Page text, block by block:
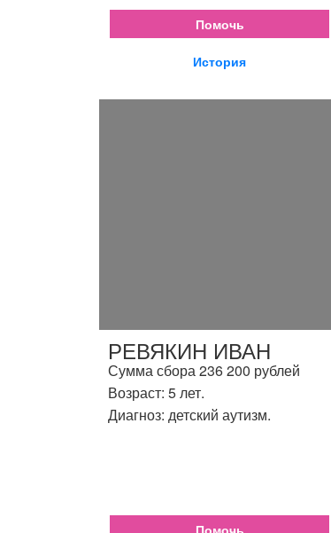
Помочь
История
РЕВЯКИН ИВАН
Сумма сбора 236 200 рублей
Возраст: 5 лет.
Диагноз: детский аутизм.
Помочь